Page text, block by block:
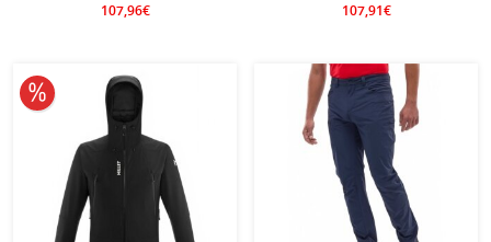
107,96€ 107,91€
10% reduziert